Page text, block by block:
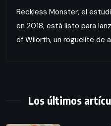
Reckless Monster, el
en 2018, está listo para
of Wilorth, un roguelite de
Los últimos